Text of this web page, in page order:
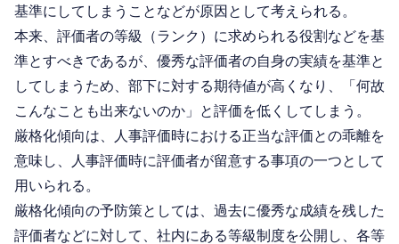
基準にしてしまうことなどが原因として考えられる。
本来、評価者の等級（ランク）に求められる役割などを基
準とすべきであるが、優秀な評価者の自身の実績を基準と
してしまうため、部下に対する期待値が高くなり、「何故
こんなことも出来ないのか」と評価を低くしてしまう。
厳格化傾向は、人事評価時における正当な評価との乖離を
意味し、人事評価時に評価者が留意する事項の一つとして
用いられる。
厳格化傾向の予防策としては、過去に優秀な成績を残した
評価者などに対して、社内にある等級制度を公開し、各等